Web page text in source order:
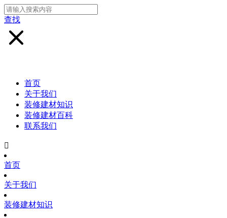
查找
首页
关于我们
装修建材知识
装修建材百科
联系我们

首页
关于我们
装修建材知识